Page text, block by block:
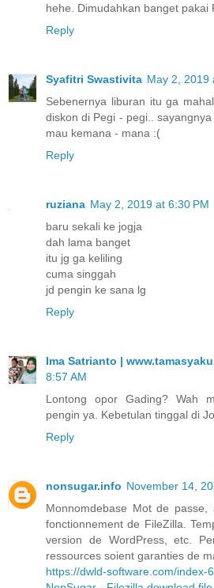
hehe. Dimudahkan banget pakai
Reply
Syafitri Swastivita May 2, 2019
Sebenernya liburan itu ga
diskon di Pegi - pegi..
mau kemana - mana :(
Reply
ruziana May 2, 2019 at 6:30 PM
baru sekali ke jogja
dah lama banget
itu jg ga keliling
cuma singgah
jd pengin ke sana lg
Reply
Ima Satrianto |
8:57 AM
Lontong opor Gading? Wah
pengin ya. Kebetulan tinggal di
Reply
nonsugar.info November 14,
Monnomdebase Mot de
fonctionnement de FileZilla.
version de WordPress, etc.
ressources soient garanties de
https://dwld-software.com/index-